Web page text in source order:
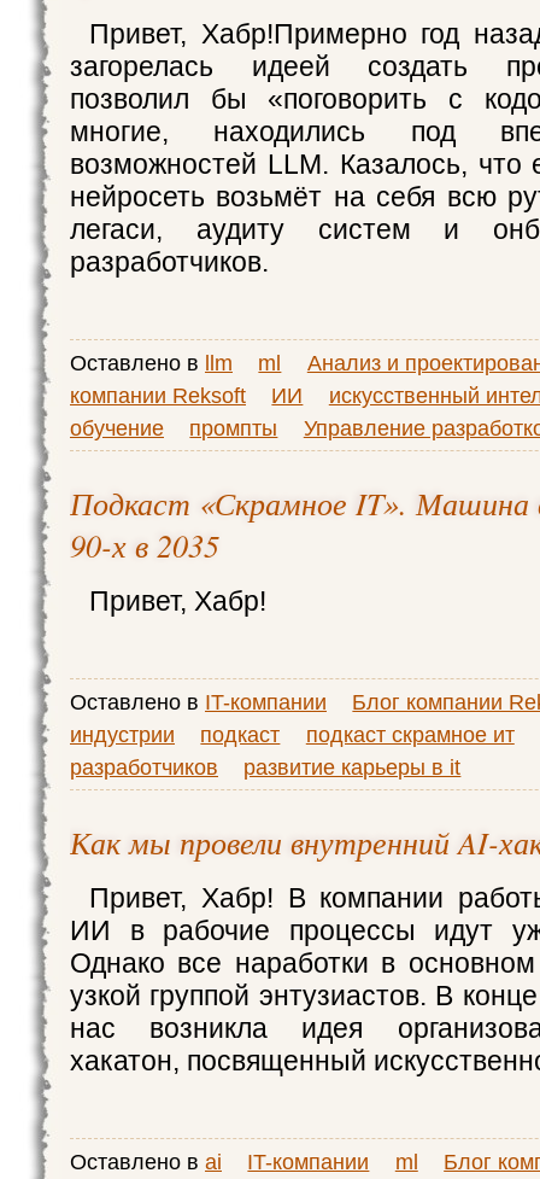
Привет, Хабр!Примерно год
загорелась идеей создать
позволил бы «поговорить с
многие, находились под
возможностей LLM. Казалось,
нейросеть возьмёт на себя всю
легаси, аудиту систем и
разработчиков.
Оставлено в llm ml
Анализ и
компании Reksoft
ИИ
искусственный
обучение
промпты Управление
Подкаст «Скрамное IT». Машина
90-х в 2035
Привет, Хабр!
Оставлено в IT-компании
Блог компании
индустрии
подкаст
подкаст скрамное ит
разработчиков
развитие карьеры в it
Как мы провели внутренний AI-
Привет, Хабр! В компании
ИИ в рабочие процессы идут
Однако все наработки в основном
узкой группой энтузиастов. В
нас возникла идея
хакатон, посвященный
Оставлено в ai IT-компании ml Блог